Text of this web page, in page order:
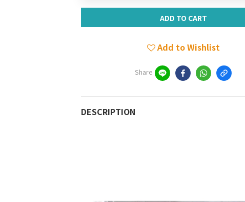
ADD TO CART
Add to Wishlist
Share
DESCRIPTION